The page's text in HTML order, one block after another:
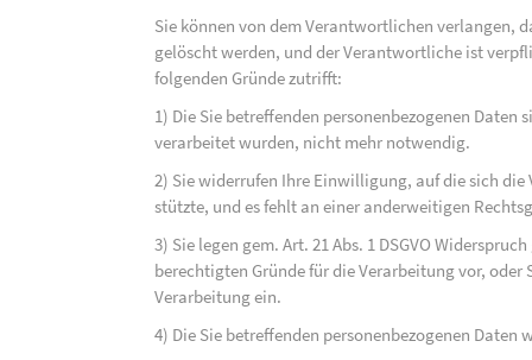
Sie können von dem Verantwortlichen verlangen,
gelöscht werden, und der Verantwortliche ist
folgenden Gründe zutrifft:
1) Die Sie betreffenden personenbezogenen Daten
verarbeitet wurden, nicht mehr notwendig.
2) Sie widerrufen Ihre Einwilligung, auf die sich die
stützte, und es fehlt an einer anderweitigen
3) Sie legen gem. Art. 21 Abs. 1 DSGVO
berechtigten Gründe für die Verarbeitung vor, oder
Verarbeitung ein.
4) Die Sie betreffenden personenbezogenen